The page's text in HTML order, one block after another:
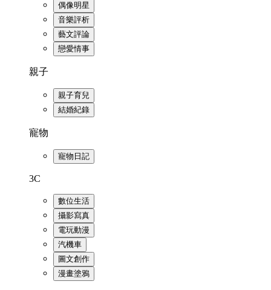
偶像明星
音樂評析
藝文評論
戀愛情事
親子
親子育兒
結婚紀錄
寵物
寵物日記
3C
數位生活
攝影寫真
電玩動漫
汽機車
圖文創作
漫畫塗鴉